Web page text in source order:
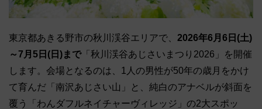
東京都あきる野市の秋川渓谷エリアで、 2026年6月6日(土)
～7月5日(日)まで「秋川渓谷あじさいまつり2026」を開催
します。会場となるのは、1人の男性が50年の歳月をかけ
て育んだ「南沢あじさい山」と、純白のアナベルが斜面を
覆う「わんダフルネイチャーヴィレッジ」の2大スポッ